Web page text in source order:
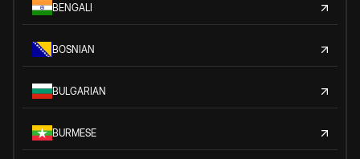
BENGALI
BOSNIAN
BULGARIAN
BURMESE